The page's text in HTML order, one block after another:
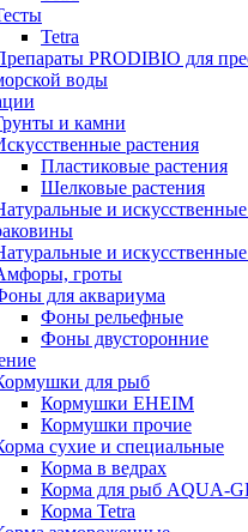
Tetra
PRODIBIO для
воды
и камни
растения
Пластиковые растения
Шелковые растения
и
и искусственные
гроты
для аквариума
Фоны рельефные
Фоны двусторонние
для рыб
Кормушки EHEIM
Кормушки прочие
сухие и специальные
Корма в ведрах
Корма для рыб AQUA-
Корма Tetra